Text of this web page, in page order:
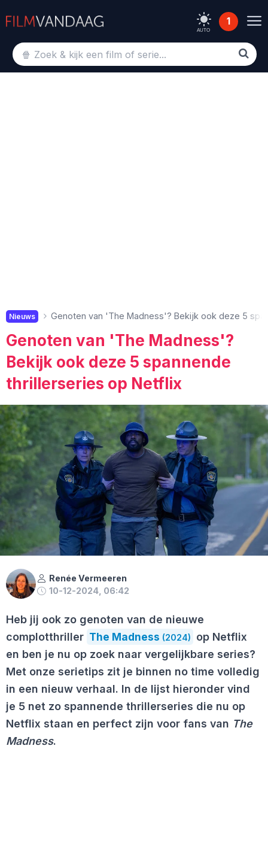
AUTO
1
Nieuws Genoten van 'The Madness'? Bekijk ook deze 5
Genoten van 'The Madness'?
Bekijk ook deze 5 spannende
thrillerseries op Netflix
Renée Vermeeren
10-12-2024, 06:42
Heb jij ook zo genoten van de nieuwe
complotthriller The Madness (2024)
op Netflix
en ben je nu op zoek naar vergelijkbare series?
Met onze serietips zit je binnen no time volledig
in een nieuw verhaal. In de lijst hieronder vind
je 5 net zo spannende thrillerseries die nu op
Netflix staan en perfect zijn voor fans van The
Madness.